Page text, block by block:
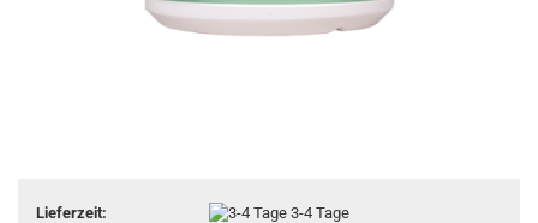
Lieferzeit: 3-4 Tage